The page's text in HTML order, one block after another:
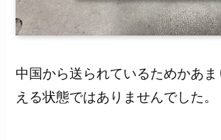
中国から送られているためかあ
える状態ではありませんでした。